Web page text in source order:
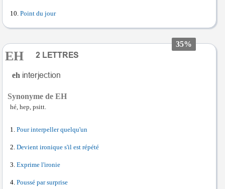
Point du jour
35%
EH
eh
Synonyme de EH
hé, hep, psitt.
Pour interpeller quelqu'un
Devient ironique s'il est répété
Exprime l'ironie
Poussé par surprise